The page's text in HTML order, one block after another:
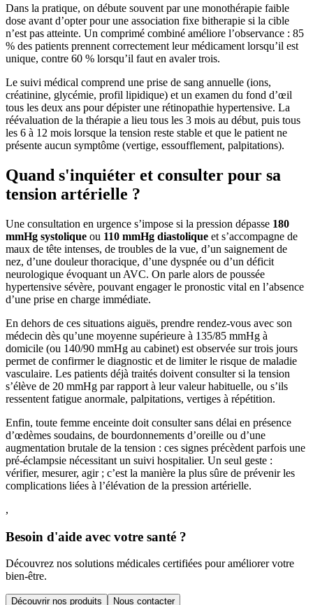
Dans la pratique, on débute souvent par une monothérapie faible
dose avant d’opter pour une association fixe bitherapie si la cible
n’est pas atteinte. Un comprimé combiné améliore l’observance : 85
% des patients prennent correctement leur médicament lorsqu’il est
unique, contre 60 % lorsqu’il faut en avaler trois.
Le suivi médical comprend une prise de sang annuelle (ions,
créatinine, glycémie, profil lipidique) et un examen du fond d’œil
tous les deux ans pour dépister une rétinopathie hypertensive. La
réévaluation de la thérapie a lieu tous les 3 mois au début, puis tous
les 6 à 12 mois lorsque la tension reste stable et que le patient ne
présente aucun symptôme (vertige, essoufflement, palpitations).
Quand s'inquiéter et consulter pour sa
tension artérielle ?
Une consultation en urgence s’impose si la pression dépasse 180
mmHg systolique ou 110 mmHg diastolique et s’accompagne de
maux de tête intenses, de troubles de la vue, d’un saignement de
nez, d’une douleur thoracique, d’une dyspnée ou d’un déficit
neurologique évoquant un AVC. On parle alors de poussée
hypertensive sévère, pouvant engager le pronostic vital en l’absence
d’une prise en charge immédiate.
En dehors de ces situations aiguës, prendre rendez-vous avec son
médecin dès qu’une moyenne supérieure à 135/85 mmHg à
domicile (ou 140/90 mmHg au cabinet) est observée sur trois jours
permet de confirmer le diagnostic et de limiter le risque de maladie
vasculaire. Les patients déjà traités doivent consulter si la tension
s’élève de 20 mmHg par rapport à leur valeur habituelle, ou s’ils
ressentent fatigue anormale, palpitations, vertiges à répétition.
Enfin, toute femme enceinte doit consulter sans délai en présence
d’œdèmes soudains, de bourdonnements d’oreille ou d’une
augmentation brutale de la tension : ces signes précèdent parfois une
pré-éclampsie nécessitant un suivi hospitalier. Un seul geste :
vérifier, mesurer, agir ; c’est la manière la plus sûre de prévenir les
complications liées à l’élévation de la pression artérielle.
,
Besoin d'aide avec votre santé ?
Découvrez nos solutions médicales certifiées pour améliorer votre
bien-être.
Découvrir nos produits Nous contacter